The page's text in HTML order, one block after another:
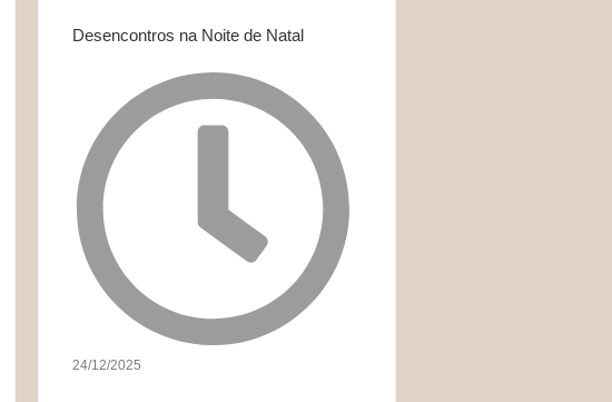
Desencontros na Noite de Natal
24/12/2025